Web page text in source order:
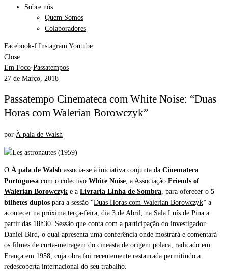
Sobre nós
Quem Somos
Colaboradores
Facebook-f Instagram Youtube
Close
Em Foco·Passatempos
27 de Março, 2018
Passatempo Cinemateca com White Noise: “Duas
Horas com Walerian Borowczyk”
por À pala de Walsh
O À pala de Walsh associa-se à iniciativa conjunta da Cinemateca
Portuguesa com o colectivo White Noise , a Associação Friends of
Walerian Borowczyk e a Livraria Linha de Sombra , para oferecer o 5
bilhetes duplos para a sessão “Duas Horas com Walerian Borowczyk” a
acontecer na próxima terça-feira, dia 3 de Abril, na Sala Luís de Pina a
partir das 18h30. Sessão que conta com a participação do investigador
Daniel Bird, o qual apresenta uma conferência onde mostrará e comentará
os filmes de curta-metragem do cineasta de origem polaca, radicado em
França em 1958, cuja obra foi recentemente restaurada permitindo a
redescoberta internacional do seu trabalho.